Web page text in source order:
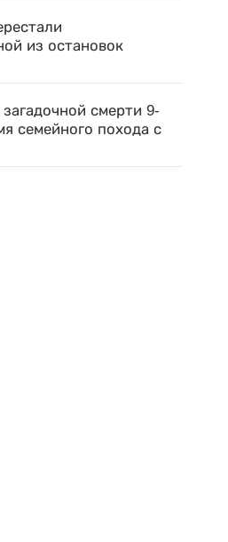
из остановок
смерти 9-
семейного похода с